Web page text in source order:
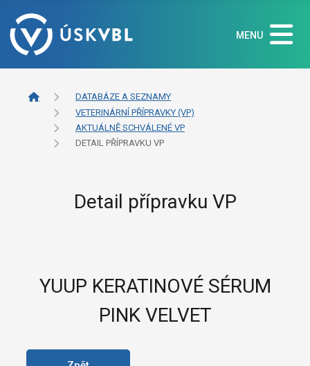
MENU
DATABÁZE A SEZNAMY
VETERINÁRNÍ PŘÍPRAVKY (VP)
AKTUÁLNĚ SCHVÁLENÉ VP
DETAIL PŘÍPRAVKU VP
Detail přípravku VP
YUUP KERATINOVÉ SÉRUM
PINK VELVET